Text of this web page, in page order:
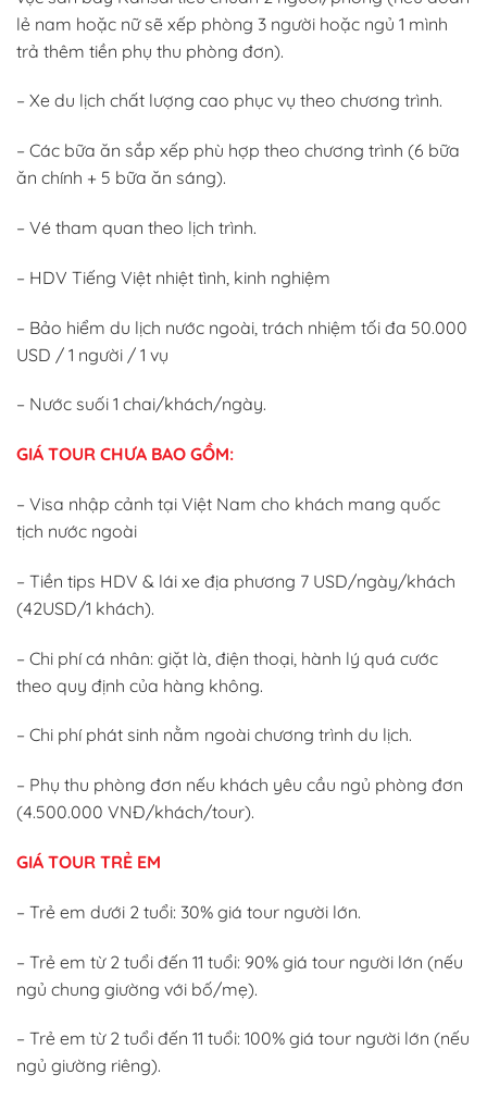
lẻ nam hoặc nữ sẽ xếp phòng 3 người hoặc ngủ 1 mình
trả thêm tiền phụ thu phòng đơn).
– Xe du lịch chất lượng cao phục vụ theo chương trình.
– Các bữa ăn sắp xếp phù hợp theo chương trình (6 bữa
ăn chính + 5 bữa ăn sáng).
– Vé tham quan theo lịch trình.
– HDV Tiếng Việt nhiệt tình, kinh nghiệm
– Bảo hiểm du lịch nước ngoài, trách nhiệm tối đa 50.000
USD / 1 người / 1 vụ
– Nước suối 1 chai/khách/ngày.
GIÁ TOUR CHƯA BAO GỒM:
– Visa nhập cảnh tại Việt Nam cho khách mang quốc
tịch nước ngoài
– Tiền tips HDV & lái xe địa phương 7 USD/ngày/khách
(42USD/1 khách).
– Chi phí cá nhân: giặt là, điện thoại, hành lý quá cước
theo quy định của hàng không.
– Chi phí phát sinh nằm ngoài chương trình du lịch.
– Phụ thu phòng đơn nếu khách yêu cầu ngủ phòng đơn
(4.500.000 VNĐ/khách/tour).
GIÁ TOUR TRẺ EM
– Trẻ em dưới 2 tuổi: 30% giá tour người lớn.
– Trẻ em từ 2 tuổi đến 11 tuổi: 90% giá tour người lớn (nếu
ngủ chung giường với bố/mẹ).
– Trẻ em từ 2 tuổi đến 11 tuổi: 100% giá tour người lớn (nếu
ngủ giường riêng).